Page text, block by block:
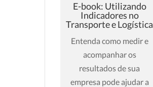
E-book: Utilizando
Indicadores no
Transporte e Logística
Entenda como medir e
acompanhar os
resultados de sua
empresa pode ajudar a